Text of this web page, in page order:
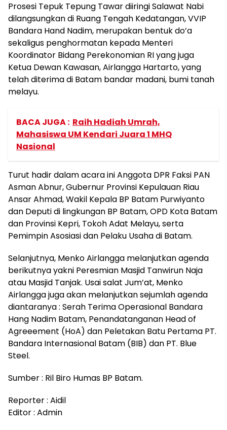
Prosesi Tepuk Tepung Tawar diiringi Salawat Nabi
dilangsungkan di Ruang Tengah Kedatangan, VVIP
Bandara Hand Nadim, merupakan bentuk do’a
sekaligus penghormatan kepada Menteri
Koordinator Bidang Perekonomian RI yang juga
Ketua Dewan Kawasan, Airlangga Hartarto, yang
telah diterima di Batam bandar madani, bumi tanah
melayu.
BACA JUGA : Raih Hadiah Umrah,
Mahasiswa UM Kendari Juara 1 MHQ
Nasional
Turut hadir dalam acara ini Anggota DPR Faksi PAN
Asman Abnur, Gubernur Provinsi Kepulauan Riau
Ansar Ahmad, Wakil Kepala BP Batam Purwiyanto
dan Deputi di lingkungan BP Batam, OPD Kota Batam
dan Provinsi Kepri, Tokoh Adat Melayu, serta
Pemimpin Asosiasi dan Pelaku Usaha di Batam.
Selanjutnya, Menko Airlangga melanjutkan agenda
berikutnya yakni Peresmian Masjid Tanwirun Naja
atau Masjid Tanjak. Usai salat Jum’at, Menko
Airlangga juga akan melanjutkan sejumlah agenda
diantaranya : Serah Terima Operasional Bandara
Hang Nadim Batam, Penandatanganan Head of
Agreeement (HoA) dan Peletakan Batu Pertama PT.
Bandara Internasional Batam (BIB) dan PT. Blue
Steel.
Sumber : Ril Biro Humas BP Batam.
Reporter : Aidil
Editor : Admin